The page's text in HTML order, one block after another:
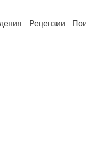
Рецензии